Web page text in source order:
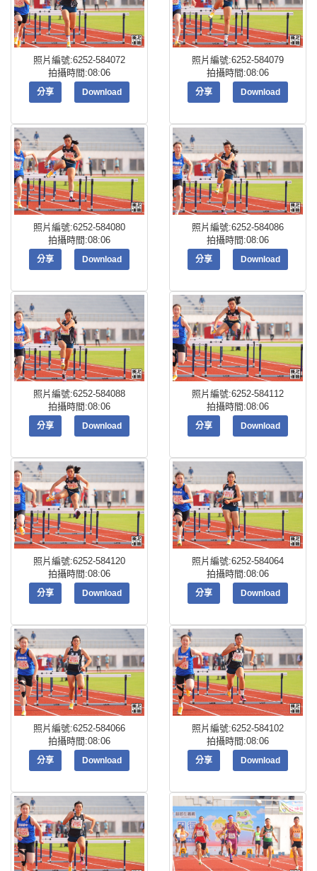
照片編號:6252-584072
拍攝時間:08:06
分享 Download
照片編號:6252-584079
拍攝時間:08:06
分享 Download
照片編號:6252-584080
拍攝時間:08:06
分享 Download
照片編號:6252-584086
拍攝時間:08:06
分享 Download
照片編號:6252-584088
拍攝時間:08:06
分享 Download
照片編號:6252-584112
拍攝時間:08:06
分享 Download
照片編號:6252-584120
拍攝時間:08:06
分享 Download
照片編號:6252-584064
拍攝時間:08:06
分享 Download
照片編號:6252-584066
拍攝時間:08:06
分享 Download
照片編號:6252-584102
拍攝時間:08:06
分享 Download